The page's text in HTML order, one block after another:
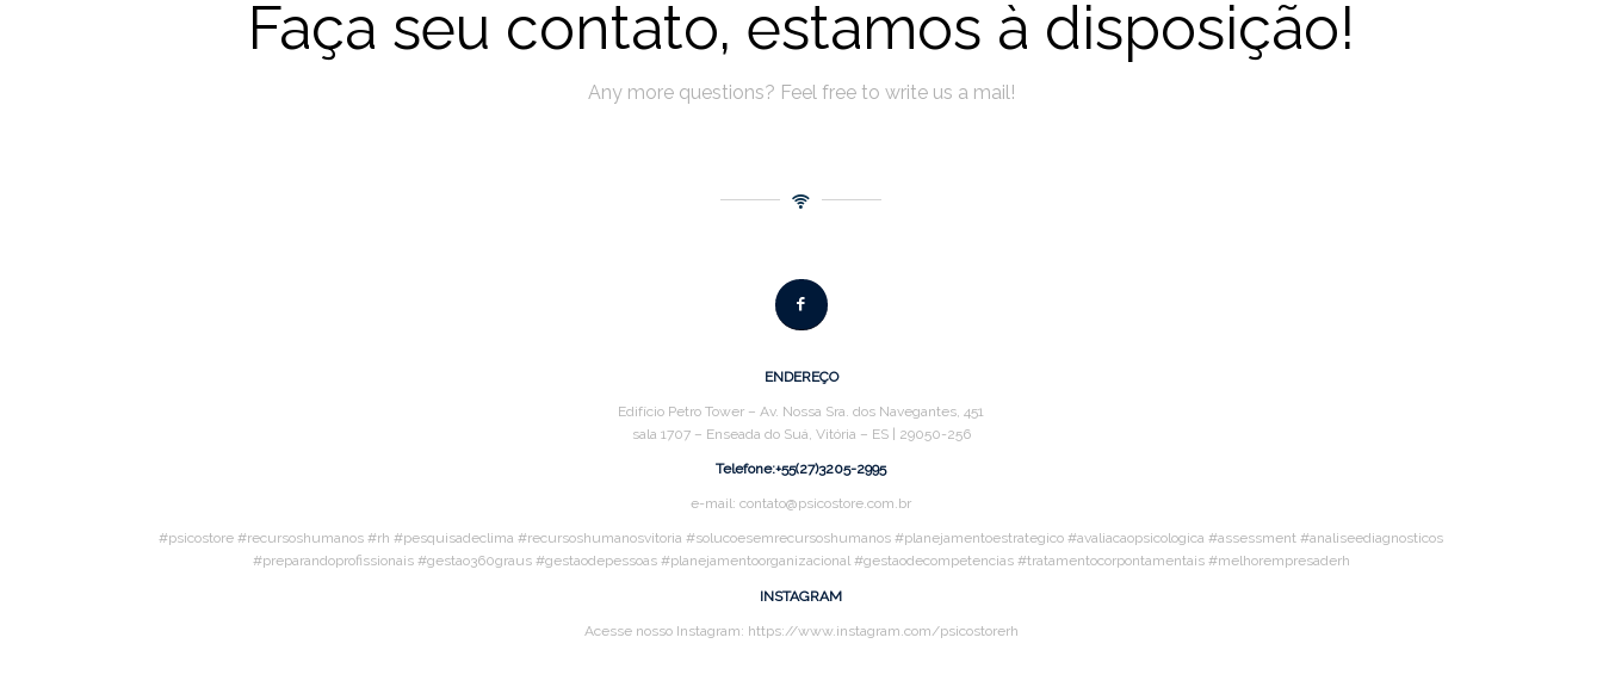
Faça seu contato, estamos à disposição!
Any more questions? Feel free to write us a mail!
ENDEREÇO
Edifício Petro Tower – Av. Nossa Sra. dos Navegantes, 451
sala 1707 – Enseada do Suá, Vitória – ES | 29050-256
Telefone:+55(27)3205-2995
e-mail: contato@psicostore.com.br
#psicostore #recursoshumanos #rh #pesquisadeclima #recursoshumanosvitoria #solucoesemrecursoshumanos #planejamentoestrategico #avaliacaopsicologica #assessment #analiseediagnosticos
#preparandoprofissionais #gestao360graus #gestaodepessoas #planejamentoorganizacional #gestaodecompetencias #tratamentocorpontamentais #melhorempresaderh
INSTAGRAM
Acesse nosso Instagram: https://www.instagram.com/psicostorerh